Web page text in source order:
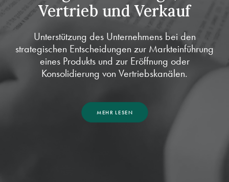
Vertrieb und Verkauf
Unterstützung des Unternehmens bei den
strategischen Entscheidungen zur Markteinführung
eines Produkts und zur Eröffnung oder
Konsolidierung von Vertriebskanälen.
MEHR LESEN